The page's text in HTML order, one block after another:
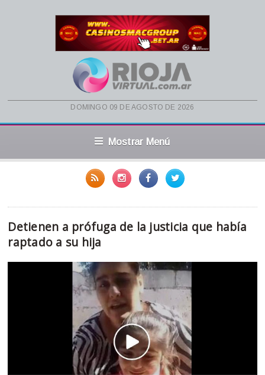
domingo 09 de agosto de 2026
Mostrar Menú
Detienen a prófuga de la justicia que había
raptado a su hija